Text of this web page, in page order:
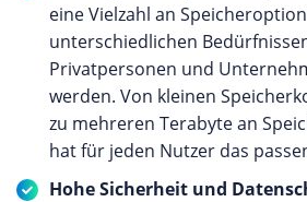
eine Vielzahl an
unterschiedlichen
Privatpersonen und
werden. Von kleinen
zu mehreren Terabyte an
hat für jeden Nutzer das
Hohe Sicherheit und